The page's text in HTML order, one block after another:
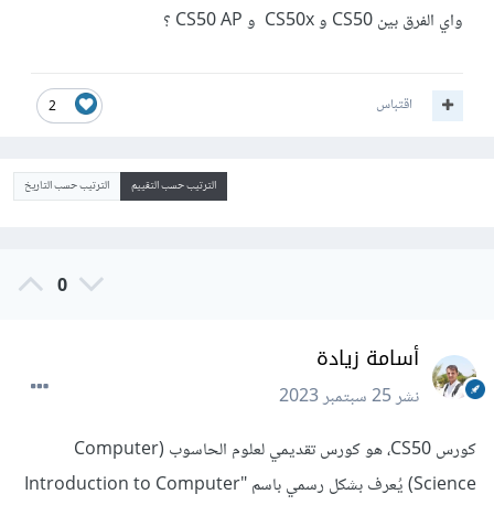
واي الفرق بين CS50 و CS50x و CS50 AP ؟
2 اقتباس
الترتيب حسب التقييم الترتيب حسب التاريخ
0
أسامة زيادة
نشر25 سبتمبر 2023
كورس CS50، هو كورس تقديمي لعلوم الحاسوب (Computer
Science) يُعرف بشكل رسمي باسم "Introduction to Computer